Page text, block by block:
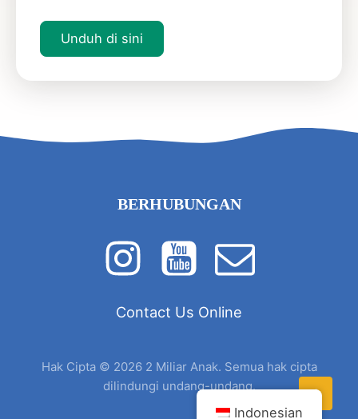
Unduh di sini
BERHUBUNGAN
Contact Us Online
Hak Cipta © 2026 2 Miliar Anak. Semua hak cipta
dilindungi undang-undang.
Indonesian